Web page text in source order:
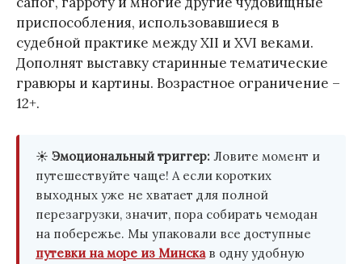
приспособления, использовавшиеся в
судебной практике между XII и XVI веками.
Дополнят выставку старинные тематические
гравюры и картины. Возрастное ограничение –
12+.
☀️ Эмоциональный триггер: Ловите момент и
путешествуйте чаще! А если коротких
выходных уже не хватает для полной
перезагрузки, значит, пора собирать чемодан
на побережье. Мы упаковали все доступные
путевки на море из Минскав одну удобную